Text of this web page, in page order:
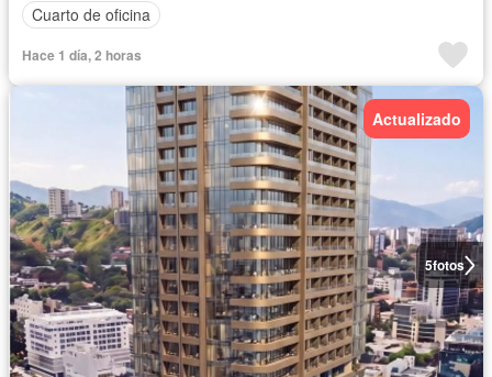
Cuarto de oficina
Hace 1 día, 2 horas
5fotos
Actualizado